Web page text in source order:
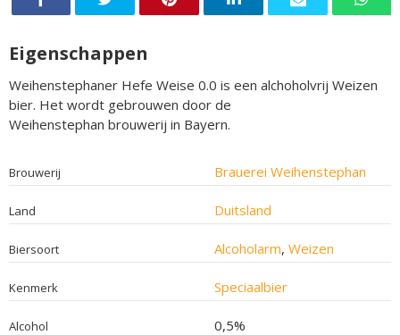
Eigenschappen
Weihenstephaner Hefe Weise 0.0 is een alchoholvrij Weizen
bier. Het wordt gebrouwen door de
Weihenstephan brouwerij in Bayern.
Brouwerij Brauerei Weihenstephan
Land Duitsland
Biersoort Alcoholarm, Weizen
Kenmerk Speciaalbier
Alcohol 0,5%